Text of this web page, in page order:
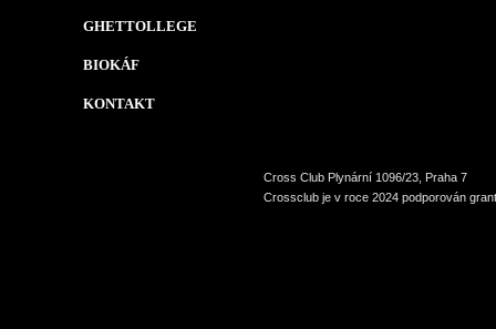
GHETTOLLEGE
BIOKÁF
KONTAKT
Cross Club Plynární 1096/23, Praha 7
Crossclub je v roce 2024 podporován